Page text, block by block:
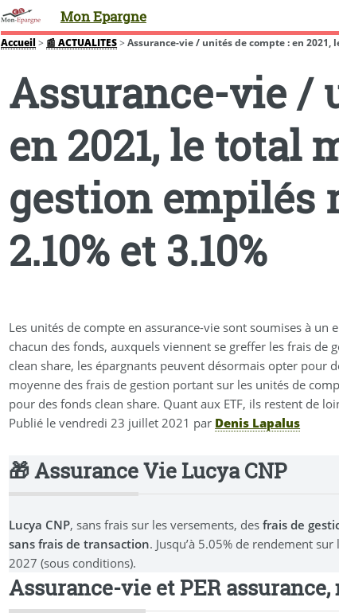
Mon Epargne
Accueil > 📰 ACTUALITES>Assurance-vie / unités de compte : en 2021,
Assurance-vie /
en 2021, le total
gestion empilés
2.10% et 3.10%
Les unités de compte en assurance-vie sont soumises à
chacun des fonds, auxquels viennent se greffer les frais de
clean share, les épargnants peuvent désormais opter pour
moyenne des frais de gestion portant sur les unités de
pour des fonds clean share. Quant aux ETF, ils restent de
Publié levendredi 23 juillet 2021 par Denis Lapalus
🎁 Assurance Vie Lucya CNP
Lucya CNP, sans frais sur les versements, desfrais de
sans frais de transaction. Jusqu’à 5.05% de rendement
2027 (sous conditions).
Assurance-vie et PER
Toggle